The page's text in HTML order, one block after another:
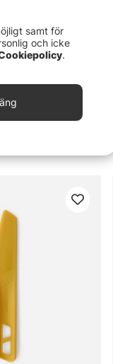
Cutlery Set 2pcs
samt för
och icke
.